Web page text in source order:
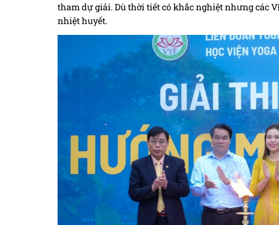
tham dự giải. Dù thời tiết có khắc nghiệt nhưng các
nhiệt huyết.